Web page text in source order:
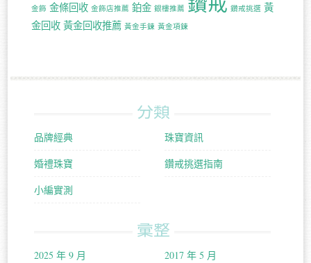
金飾 金條回收 金飾店推薦 鉑金 銀樓推薦 鑽戒挑選 黃
金回收 黃金回收推薦 黃金手鍊 黃金項鍊
分類
品牌經典
婚禮珠寶
小編實測
珠寶資訊
鑽戒挑選指南
彙整
2025 年 9 月
2017 年 5 月